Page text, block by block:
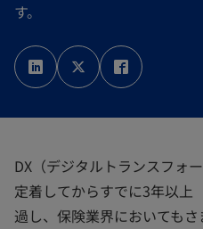
す。
新
し
い
タ
新
し
い
タ
し
い
DX（デジタルトランスフォ
定着してからすでに3年以上
過し、保険業界においても